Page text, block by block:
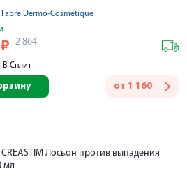
Fabre Dermo-Cosmetique
₽ 2 864
В Сплит
от 1 160
CREASTIM Лосьон против выпадения
мл